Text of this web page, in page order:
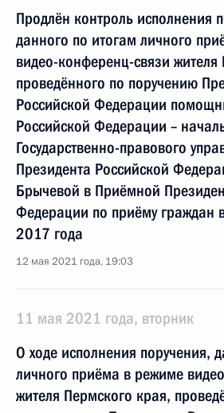
Продлён контроль исполнения
данного по итогам личного
видео-конференц-связи жителя
проведённого по поручению
Российской Федерации
Российской Федерации –
Государственно-правового
Президента Российской
Брычевой в Приёмной
Федерации по приёму граждан
2017 года
12 мая 2021 года, 19:03
11 мая 2021 года, вторник
О ходе исполнения поручения,
личного приёма в режиме
жителя Пермского края,